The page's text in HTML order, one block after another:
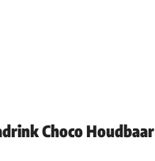
Choco Houdbaar